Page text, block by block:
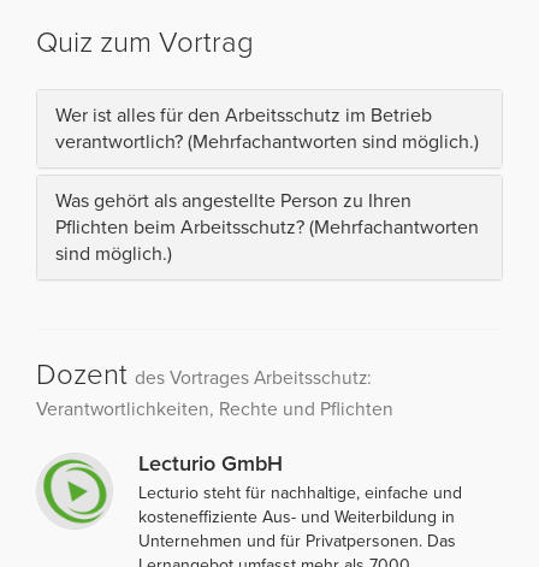
Quiz zum Vortrag
Wer ist alles für den Arbeitsschutz im Betrieb
verantwortlich? (Mehrfachantworten sind möglich.)
Was gehört als angestellte Person zu Ihren
Pflichten beim Arbeitsschutz? (Mehrfachantworten
sind möglich.)
Dozent des Vortrages Arbeitsschutz:
Verantwortlichkeiten, Rechte und Pflichten
Lecturio GmbH
Lecturio steht für nachhaltige, einfache und
kosteneffiziente Aus- und Weiterbildung in
Unternehmen und für Privatpersonen. Das